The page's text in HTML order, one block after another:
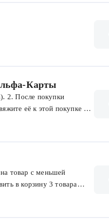
Карты
2. После покупки
её к этой покупке —
кэшбэк до 10% на
товар с меньшей
в корзину 3 товара